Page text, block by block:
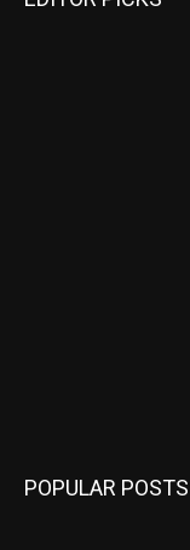
POPULAR POSTS